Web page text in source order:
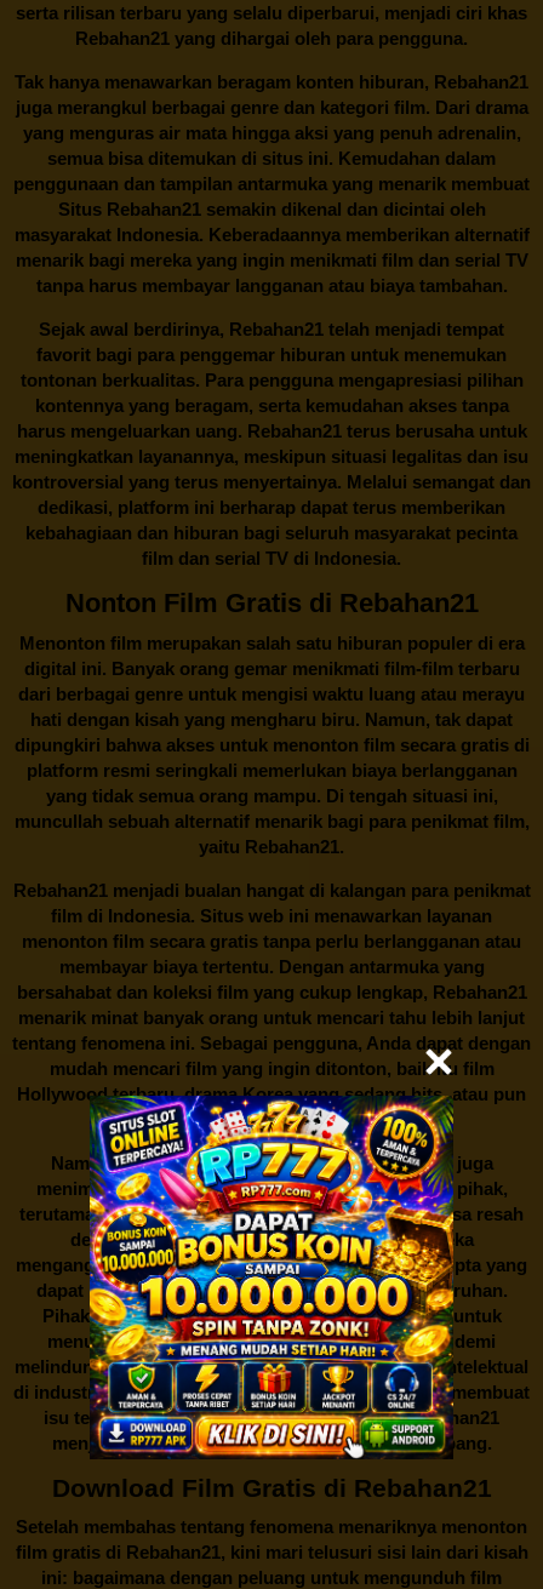
serta rilisan terbaru yang selalu diperbarui, menjadi ciri khas
Rebahan21 yang dihargai oleh para pengguna.
Tak hanya menawarkan beragam konten hiburan, Rebahan21
juga merangkul berbagai genre dan kategori film. Dari drama
yang menguras air mata hingga aksi yang penuh adrenalin,
semua bisa ditemukan di situs ini. Kemudahan dalam
penggunaan dan tampilan antarmuka yang menarik membuat
Situs Rebahan21semakin dikenal dan dicintai oleh
masyarakat Indonesia. Keberadaannya memberikan alternatif
menarik bagi mereka yang ingin menikmati film dan serial TV
tanpa harus membayar langganan atau biaya tambahan.
Sejak awal berdirinya, Rebahan21 telah menjadi tempat
favorit bagi para penggemar hiburan untuk menemukan
tontonan berkualitas. Para pengguna mengapresiasi pilihan
kontennya yang beragam, serta kemudahan akses tanpa
harus mengeluarkan uang. Rebahan21terus berusaha untuk
meningkatkan layanannya, meskipun situasi legalitas dan isu
kontroversial yang terus menyertainya. Melalui semangat dan
dedikasi, platform ini berharap dapat terus memberikan
kebahagiaan dan hiburan bagi seluruh masyarakat pecinta
film dan serial TV di Indonesia.
Nonton Film Gratis di Rebahan21
Menonton film merupakan salah satu hiburan populer di era
digital ini. Banyak orang gemar menikmati film-film terbaru
dari berbagai genre untuk mengisi waktu luang atau merayu
hati dengan kisah yang mengharu biru. Namun, tak dapat
dipungkiri bahwa akses untuk menonton film secara gratis di
platform resmi seringkali memerlukan biaya berlangganan
yang tidak semua orang mampu. Di tengah situasi ini,
muncullah sebuah alternatif menarik bagi para penikmat film,
yaitu Rebahan21.
Rebahan21menjadi bualan hangat di kalangan para penikmat
film di Indonesia. Situs web ini menawarkan layanan
menonton film secara gratis tanpa perlu berlangganan atau
membayar biaya tertentu. Dengan antarmuka yang
bersahabat dan koleksi film yang cukup lengkap, Rebahan21
menarik minat banyak orang untuk mencari tahu lebih lanjut
tentang fenomena ini. Sebagai pengguna, Anda dapat dengan
mudah mencari film yang ingin ditonton, baik itu film
Hollywood terbaru, drama Korea yang sedang hits, atau pun
produksi film lokal dengan kualitas terbaik.
Namun, seperti halnya cerita manis,Rebahan21juga
menimbulkan kontroversi di industri film. Banyak pihak,
terutama produsen film dan pemilik hak cipta, merasa resah
dengan maraknya situs-situs seperti ini. Mereka
menganggapnya sebagai bentuk pelanggaran hak cipta yang
dapat merugikan industri perfilman secara keseluruhan.
Pihak berwenang pun turut terlibat dalam upaya untuk
menutup situs-situs ilegal semacam Rebahan21 demi
melindungi keberlangsungan bisnis dan kekayaan intelektual
di industri hiburan. Konflik kepentingan inilah yang membuat
isu tentang menonton film secara gratis diRebahan21
menjadi perbincangan seru yang terus berkembang.
Download Film Gratis di Rebahan21
Setelah membahas tentang fenomena menariknya menonton
film gratis di Rebahan21, kini mari telusuri sisi lain dari kisah
ini: bagaimana dengan peluang untuk mengunduh film